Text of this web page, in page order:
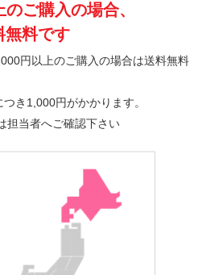
ご購入の場合、
無料です
円以上のご購入の場合は送料無料
き1,000円がかかります。
担当者へご確認下さい